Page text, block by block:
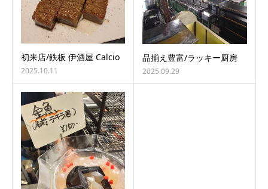
初来店/鉄板 伊酒屋 Calcio
2025.10.11
品揃え豊富/ラッキー厨房
2025.09.29